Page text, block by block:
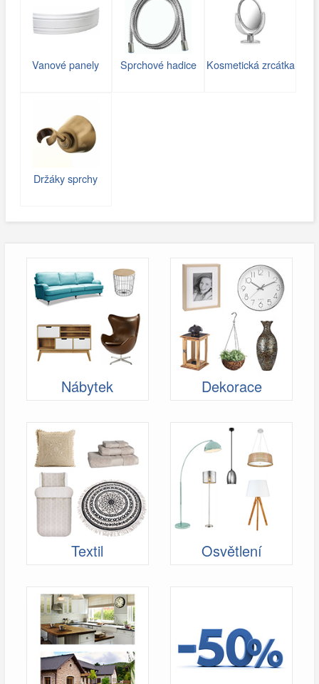
Vanové panely Sprchové hadice Kosmetická zrcátka
Držáky sprchy
Nábytek Dekorace
Textil Osvětlení